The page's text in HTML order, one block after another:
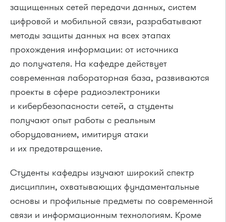
защищенных сетей передачи данных, систем
цифровой и мобильной связи, разрабатывают
методы защиты данных на всех этапах
прохождения информации: от источника
до получателя. На кафедре действует
современная лабораторная база, развиваются
проекты в сфере радиоэлектроники
и кибербезопасности сетей, а студенты
получают опыт работы с реальным
оборудованием, имитируя атаки
и их предотвращение.
Студенты кафедры изучают широкий спектр
дисциплин, охватывающих фундаментальные
основы и профильные предметы по современной
связи и информационным технологиям. Кроме